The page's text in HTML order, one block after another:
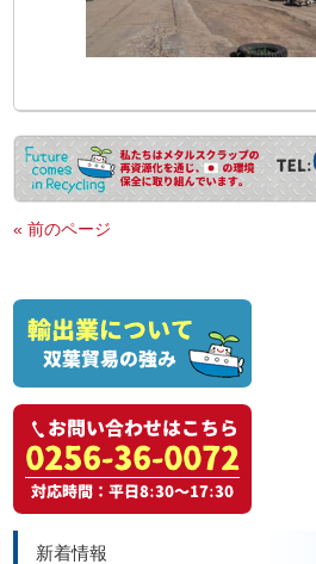
« 前のページ
新着情報